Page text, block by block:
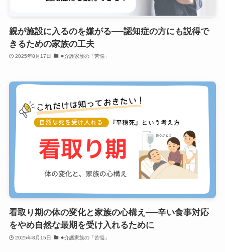
親が施設に入るのを嫌がる──認知症の方にも説得で
きるための家族の工夫
2025年8月17日 ⚫︎介護家族の「苦悩」
看取り期の体の変化と家族の心構え──辛い食事対応
をやめ自然な最期を受け入れるために
2025年8月15日 ⚫︎介護家族の「苦悩」